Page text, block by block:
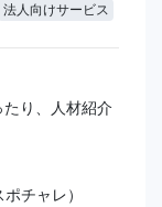
法人向けサービス
り、人材紹介
チャレ）